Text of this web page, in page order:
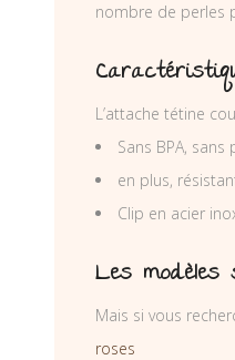
nombre de perles
L’attache tétine
Sans BPA,
en plus,
Clip en acier
Les
Mais si vous
roses